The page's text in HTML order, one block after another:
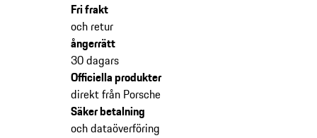
Fri frakt
och retur
ångerrätt
30 dagars
Officiella produkter
direkt från Porsche
Säker betalning
och dataöverföring